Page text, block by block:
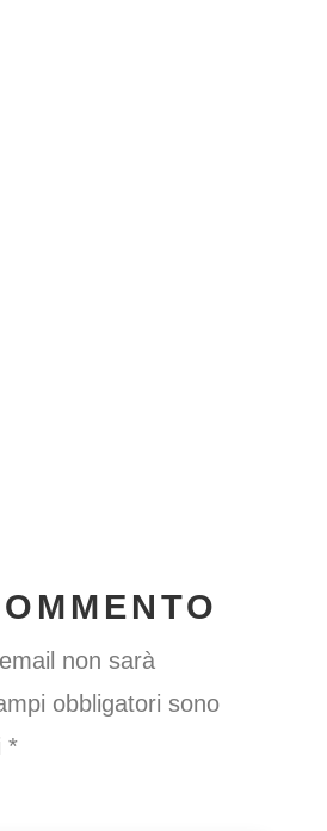
non sarà
obbligatori sono
*